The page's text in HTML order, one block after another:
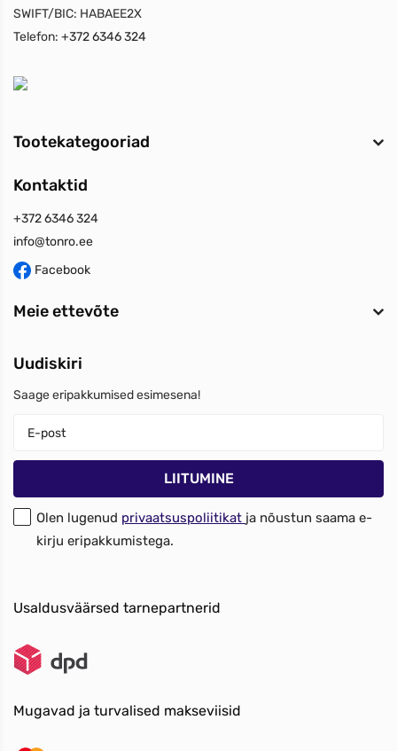
SWIFT/BIC: HABAEE2X
Telefon: +372 6346 324
Tootekategooriad
Kontaktid
+372 6346 324
info@tonro.ee
Facebook
Meie ettevõte
Uudiskiri
Saage eripakkumised esimesena!
Olen lugenud privaatsuspoliitikat ja nõustun saama e-
kirju eripakkumistega.
Usaldusväärsed tarnepartnerid
Mugavad ja turvalised makseviisid